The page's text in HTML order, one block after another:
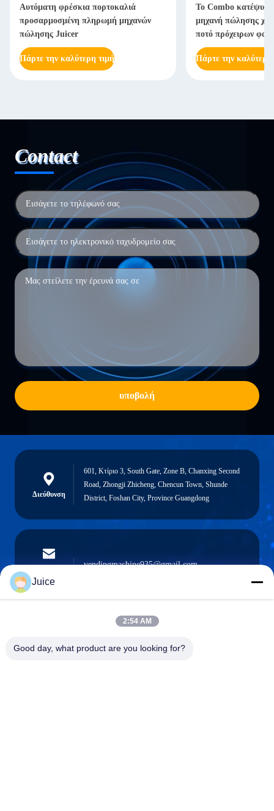
Αυτόματη φρέσκια πορτοκαλιά
προσαρμοσμένη πληρωμή μηχανών
πώλησης Juicer
Πάρτε την καλύτερη τιμή
Το Combo κατέψυξε
μηχανή πώλησης
ποτό πρόχειρων
Πάρτε την καλύτερη
Contact
υποβολή
Διεύθυνση
601, Κτίριο 3, South Gate, Zone B, Chanxing Second
Road, Zhongji Zhicheng, Chencun Town, Shunde
District, Foshan City, Province Guangdong
ταχυδρομείο
vendingmachine935@gmail.com
Τηλέφωνο
Juice
2:54 AM
Good day, what product are you looking for?